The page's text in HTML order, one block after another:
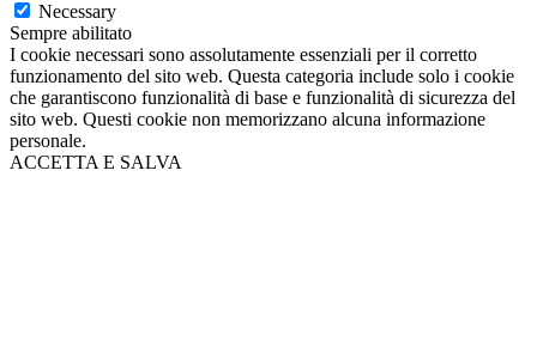
Necessary
Sempre abilitato
I cookie necessari sono assolutamente essenziali per il corretto
funzionamento del sito web. Questa categoria include solo i cookie
che garantiscono funzionalità di base e funzionalità di sicurezza del
sito web. Questi cookie non memorizzano alcuna informazione
personale.
ACCETTA E SALVA